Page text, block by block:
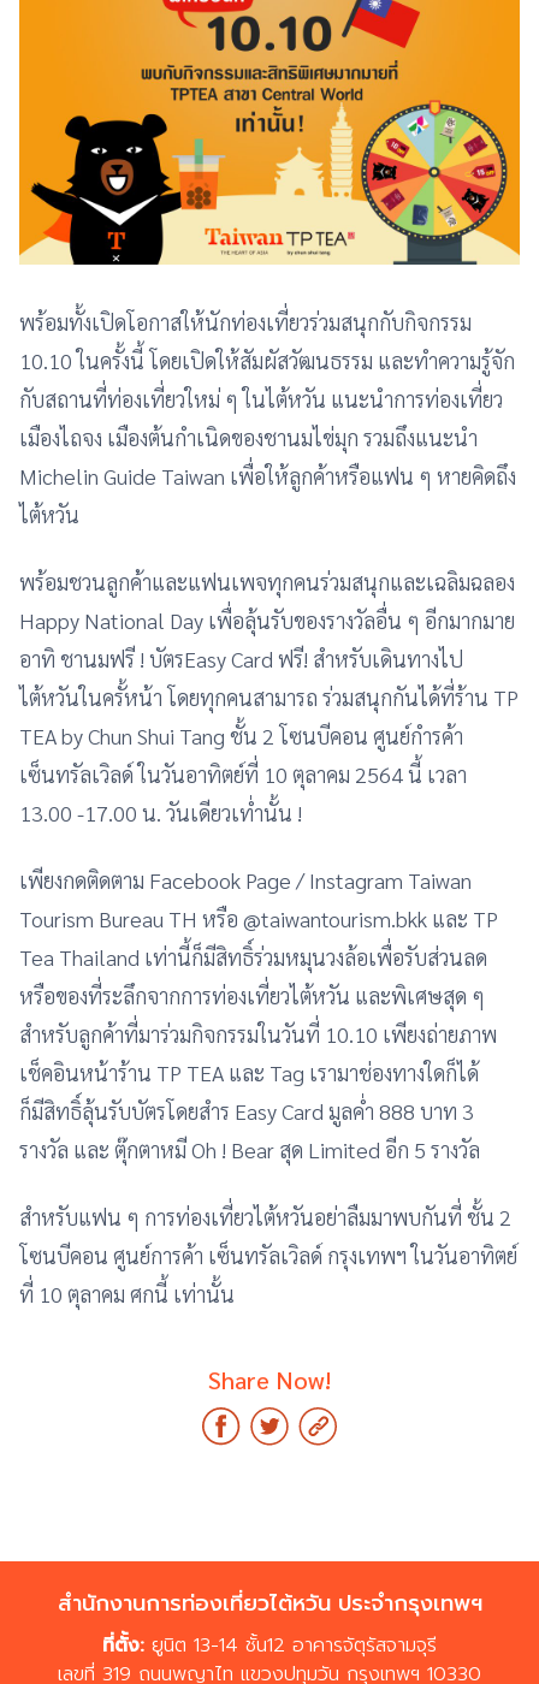
พร้อมทั้งเปิดโอกาสให้นักท่องเที่ยวร่วมสนุกกับกิจกรรม
10.10 ในครั้งนี้ โดยเปิดให้สัมผัสวัฒนธรรม และทำความรู้จัก
กับสถานที่ท่องเที่ยวใหม่ ๆ ในไต้หวัน แนะนำการท่องเที่ยว
เมืองไถจง เมืองต้นกำเนิดของชานมไข่มุก รวมถึงแนะนำ
Michelin Guide Taiwan เพื่อให้ลูกค้าหรือแฟน ๆ หายคิดถึง
ไต้หวัน
พร้อมชวนลูกค้าและแฟนเพจทุกคนร่วมสนุกและเฉลิมฉลอง
Happy National Day เพื่อลุ้นรับของรางวัลอื่น ๆ อีกมากมาย
อาทิ ชานมฟรี ! บัตรEasy Card ฟรี! สำหรับเดินทางไป
ไต้หวันในครั้หน้า โดยทุกคนสามารถ ร่วมสนุกกันได้ที่ร้าน TP
TEA by Chun Shui Tang ชั้น 2 โซนบีคอน ศูนย์กำรค้า
เซ็นทรัลเวิลด์ ในวันอาทิตย์ที่ 10 ตุลาคม 2564 นี้ เวลา
13.00 -17.00 น. วันเดียวเท่ำนั้น !
เพียงกดติดตาม Facebook Page / Instagram Taiwan
Tourism Bureau TH หรือ @taiwantourism.bkk และ TP
Tea Thailand เท่านี้ก็มีสิทธิ์ร่วมหมุนวงล้อเพื่อรับส่วนลด
หรือของที่ระลึกจากการท่องเที่ยวไต้หวัน และพิเศษสุด ๆ
สำหรับลูกค้าที่มาร่วมกิจกรรมในวันที่ 10.10 เพียงถ่ายภาพ
เช็คอินหน้าร้าน TP TEA และ Tag เรามาช่องทางใดก็ได้
ก็มีสิทธิ์ลุ้นรับบัตรโดยสำร Easy Card มูลค่ำ 888 บาท 3
รางวัล และ ตุ๊กตาหมี Oh ! Bear สุด Limited อีก 5 รางวัล
สำหรับแฟน ๆ การท่องเที่ยวไต้หวันอย่าลืมมาพบกันที่ ชั้น 2
โซนบีคอน ศูนย์การค้า เซ็นทรัลเวิลด์ กรุงเทพฯ ในวันอาทิตย์
ที่ 10 ตุลาคม ศกนี้ เท่านั้น
Share Now!
สำนักงานการท่องเที่ยวไต้หวัน ประจำกรุงเทพฯ
ที่ตั้ง: ยูนิต 13-14 ชั้น12 อาคารจัตุรัสจามจุรี
เลขที่ 319 ถนนพญาไท แขวงปทุมวัน กรุงเทพฯ 10330